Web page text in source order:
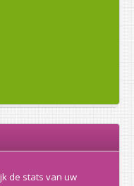
de stats van uw